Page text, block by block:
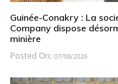
Guinée-Conakry : La
Company dispose
minière
Posted On: 07/08/2026